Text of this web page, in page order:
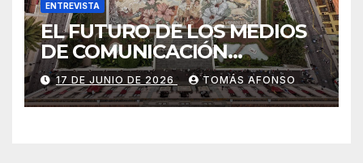
ENTREVISTA
EL FUTURO DE LOS MEDIOS
DE COMUNICACIÓN
PRESENTES EN LAS
ALFOMBRAS DE LA OCTAVA
DEL CORPUS CHRISTI 2026
17 DE JUNIO DE 2026 TOMÁS AFONSO